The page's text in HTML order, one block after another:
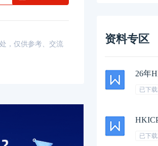
，仅供参考、交流 资料专区
26年
已下
已下